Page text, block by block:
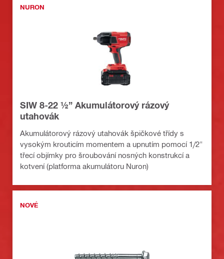
NURON
SIW 8-22 ½” Akumulátorový rázový
utahovák
Akumulátorový rázový utahovák špičkové třídy s
vysokým krouticím momentem a upnutím pomocí 1/2"
třecí objímky pro šroubování nosných konstrukcí a
kotvení (platforma akumulátoru Nuron)
NOVÉ